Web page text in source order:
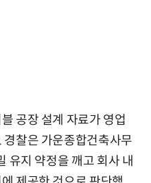
공장 설계 자료가 영업
찰은 가운종합건축사무
유지 약정을 깨고 회사 내